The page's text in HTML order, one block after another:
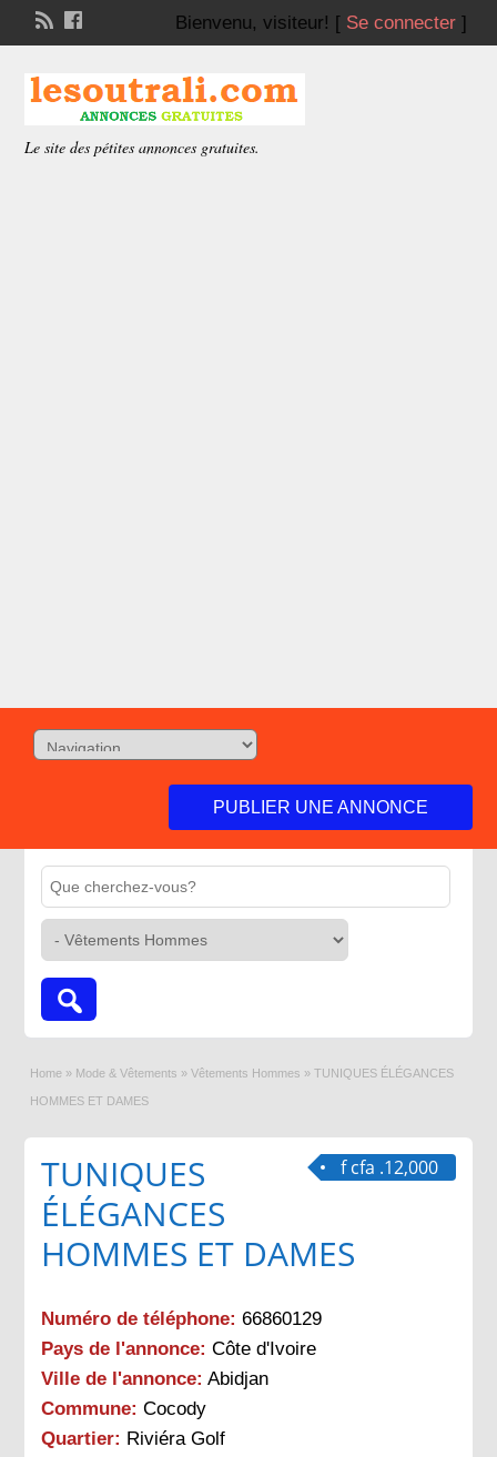
Bienvenu, visiteur! [ Se connecter]
Le site des pétites annonces gratuites.
PUBLIER UNE ANNONCE
Home » Mode & Vêtements » Vêtements Hommes » TUNIQUES ÉLÉGANCES
HOMMES ET DAMES
f cfa .12,000
TUNIQUES
ÉLÉGANCES
HOMMES ET DAMES
Numéro de téléphone: 66860129
Pays de l'annonce: Côte d'Ivoire
Ville de l'annonce: Abidjan
Commune: Cocody
Quartier: Riviéra Golf